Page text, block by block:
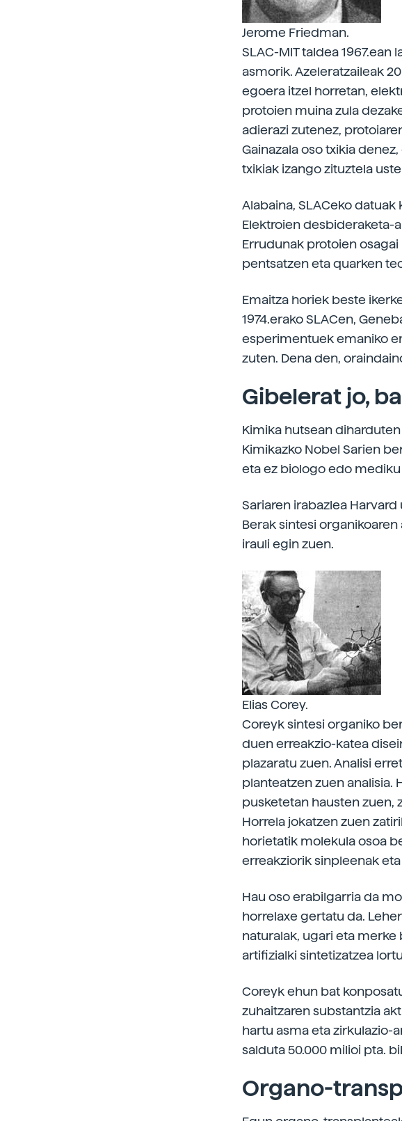
Jerome Friedman.
SLAC-MIT taldea
asmorik. Azeleratzaileak
egoera itzel horretan,
protoien muina zula
adierazi zutenez,
Gainazala oso txikia
txikiak izango zituztela
Alabaina, SLACeko datuak
Elektroien desbideraketa-
Errudunak protoien
pentsatzen eta quarken
Emaitza horiek beste
1974.erako SLACen,
esperimentuek emaniko
zuten. Dena den,
Gibelerat jo,
Kimika hutsean
Kimikazko Nobel Sarien
eta ez biologo edo
Sariaren irabazlea
Berak sintesi
irauli egin zuen.
Elias Corey.
Coreyk sintesi organiko
duen erreakzio-katea
plazaratu zuen. Analisi
planteatzen zuen analisia.
pusketetan hausten zuen,
Horrela jokatzen zuen
horietatik molekula osoa
erreakziorik sinpleenak
Hau oso erabilgarria da
horrelaxe gertatu da.
naturalak, ugari eta merke
artifizialki sintetizatzea
Coreyk ehun bat
zuhaitzaren substantzia
hartu asma eta zirkulazio-
salduta 50.000 milioi pta.
Organo-